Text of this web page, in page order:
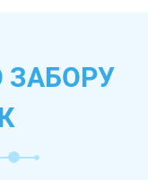
ЗАБОРУ